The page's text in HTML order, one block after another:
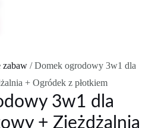
zabaw / Domek ogrodowy 3w1 dla
+ Ogródek z płotkiem
3w1 dla
+ Zjeżdżalnia